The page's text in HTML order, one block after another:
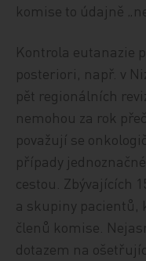
komise to údajně
Kontrola eutanazie
posteriori, např. v
pět regionálních
nemohou za rok
považují se
případy
cestou. Zbývajících
a skupiny pacientů,
členů komise.
dotazem na